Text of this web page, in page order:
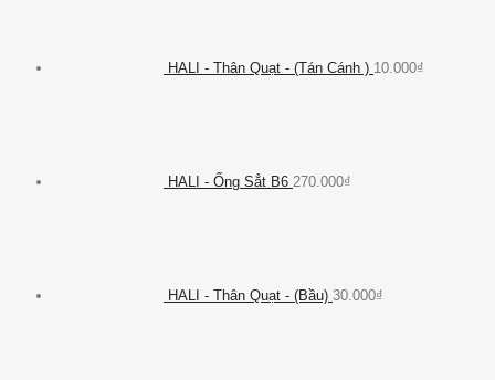
HALI - Thân Quạt - (Tán Cánh ) 10.000₫
HALI - Ống Sẳt B6 270.000₫
HALI - Thân Quạt - (Bầu) 30.000₫